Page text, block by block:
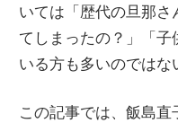
いては「歴代の旦那
てしまったの？」「
いる方も多いのではな
この記事では、飯島